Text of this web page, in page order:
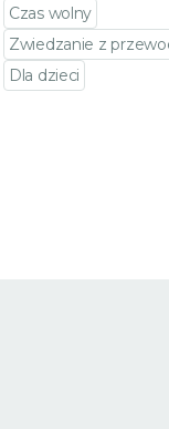
Czas wolny
Zwiedzanie z
Dla dzieci